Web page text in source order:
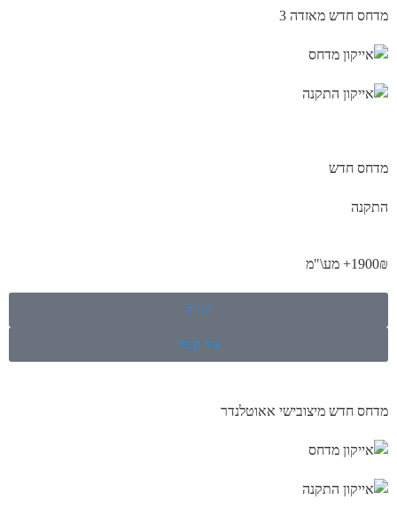
מדחס חדש מאזדה 3
מדחס חדש
התקנה
1900₪+ מע\"מ
קנייה
צור קשר
מדחס חדש מיצובישי אאוטלנדר